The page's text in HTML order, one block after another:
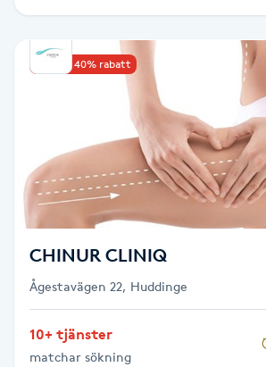
Torrborstning
Triggerpunktsmassage
Träning
Vaccination
Vampyrbehandling
Upp till 40% rabatt
CHINUR CLINIQ
Ågestavägen 22, Huddinge
10+ tjänster
matchar sökning